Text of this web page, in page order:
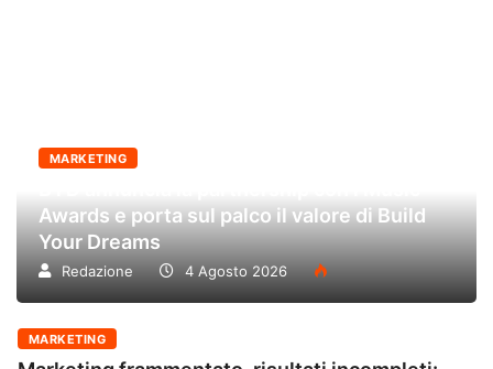
MARKETING
Awards e porta sul palco il valore di Build
Your Dreams
Redazione 4 Agosto 2026
MARKETING